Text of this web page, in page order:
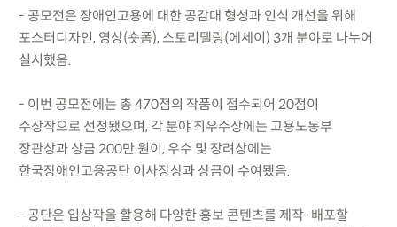
- 공모전은 장애인고용에 대한 공감대 형성과 인식 개선을 위해
포스터디자인, 영상(숏폼), 스토리텔링(에세이) 3개 분야로 나누어
실시했음.
- 이번 공모전에는 총 470점의 작품이 접수되어 20점이
수상작으로 선정됐으며, 각 분야 최우수상에는 고용노동부
장관상과 상금 200만 원이, 우수 및 장려상에는
한국장애인고용공단 이사장상과 상금이 수여됐음.
- 공단은 입상작을 활용해 다양한 홍보 콘텐츠를 제작·배포할